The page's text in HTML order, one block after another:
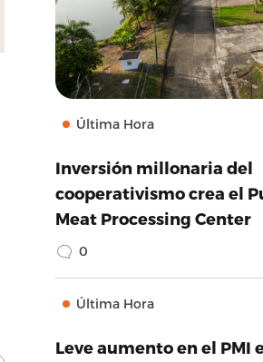
Última Hora
Inversión millonaria del
cooperativismo crea el
Meat Processing Center
0
Última Hora
Leve aumento en el PMI